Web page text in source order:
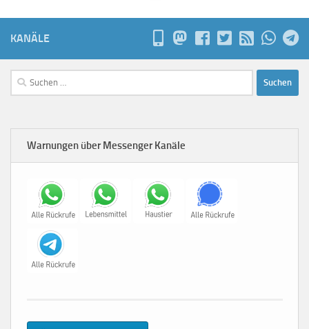
KANÄLE
Suchen
nach:
Warnungen über Messenger Kanäle